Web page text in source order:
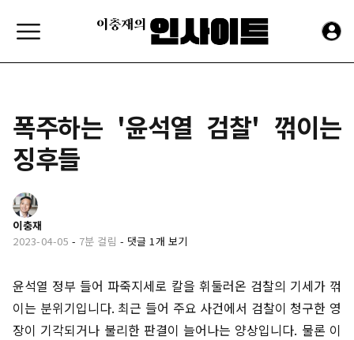
폭주하는 '윤석열 검찰' 꺾이는
징후들
이충재
2023-04-05 - 7분 걸림 - 댓글 1개 보기
윤석열 정부 들어 파죽지세로 칼을 휘둘러온 검찰의 기세가 꺾
이는 분위기입니다. 최근 들어 주요 사건에서 검찰이 청구한 영
장이 기각되거나 불리한 판결이 늘어나는 양상입니다. 물론 이